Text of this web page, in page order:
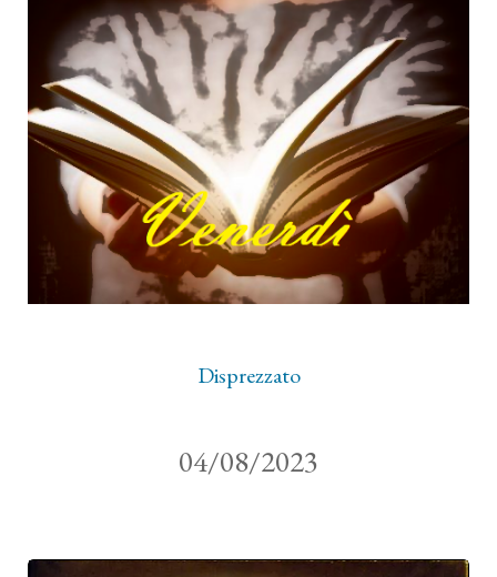
Disprezzato
04/08/2023